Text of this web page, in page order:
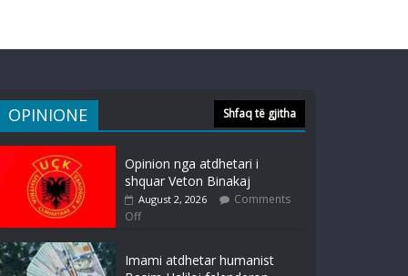
OPINIONE Shfaq të gjitha
Opinion nga atdhetari i
shquar Veton Binakaj
August 2, 2026
Comments
Off
Imami atdhetar humanist